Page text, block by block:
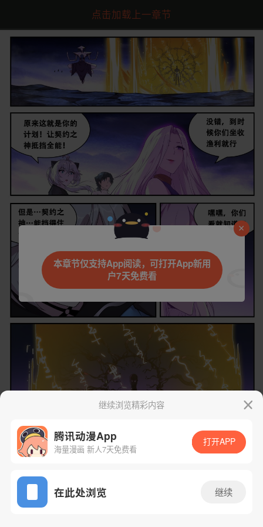
点击加载上一章节
App免费看
下一话 腾漫App免费看
继续浏览精彩内容
腾讯动漫App
海量漫画 新人7天免费看
打开APP
在此处浏览 继续
本章节仅支持App阅读，可打开App新用
户7天免费看
是否前往腾漫App继续阅读
立即前往